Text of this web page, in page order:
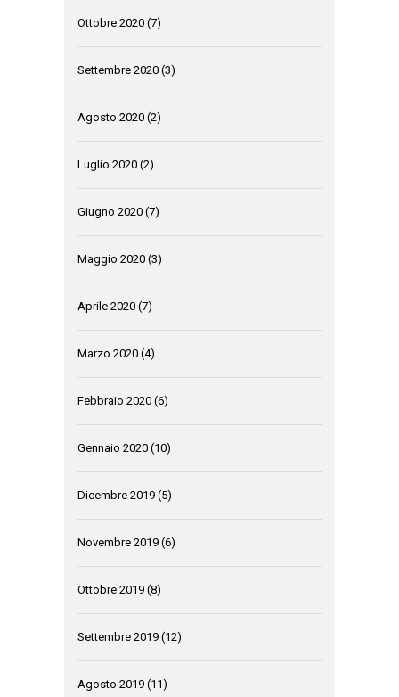
Ottobre 2020 (7)
Settembre 2020 (3)
Agosto 2020 (2)
Luglio 2020 (2)
Giugno 2020 (7)
Maggio 2020 (3)
Aprile 2020 (7)
Marzo 2020 (4)
Febbraio 2020 (6)
Gennaio 2020 (10)
Dicembre 2019 (5)
Novembre 2019 (6)
Ottobre 2019 (8)
Settembre 2019 (12)
Agosto 2019 (11)